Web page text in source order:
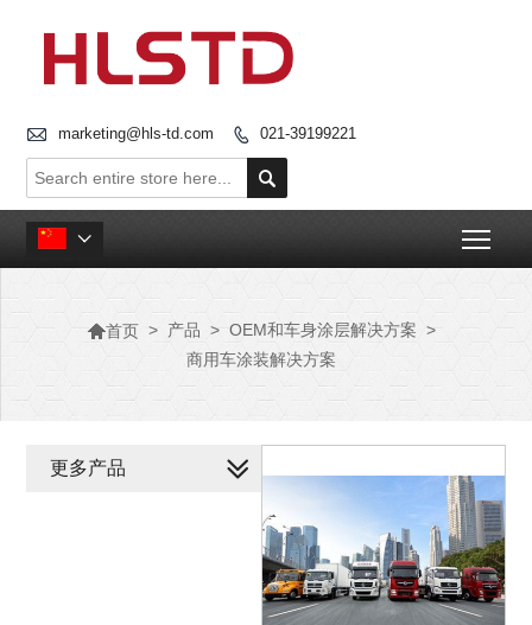
 marketing@hls-td.com  021-39199221


首页 > 产品 > OEM和车身涂层解决方案 >
商用车涂装解决方案
更多产品